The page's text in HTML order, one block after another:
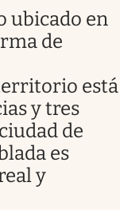
de
está
y tres
de
es
y